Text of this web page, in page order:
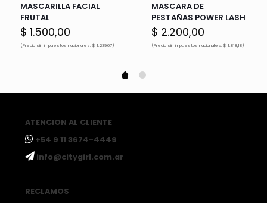
MASCARILLA FACIAL
FRUTAL
$ 1.500,00
(Precio sin impuestos nacionales: $ 1.239,67)
MASCARA DE
PESTAÑAS POWER LASH
$ 2.200,00
(Precio sin impuestos nacionales: $ 1.818,18)
ATENCION AL CLIENTE
ㅤ+54 9 11 3674-4449
ㅤinfo@citygirl.com.ar
RECLAMOS